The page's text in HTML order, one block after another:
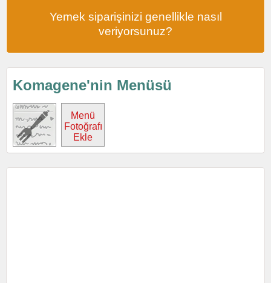
Yemek siparişinizi genellikle nasıl
veriyorsunuz?
Komagene'nin Menüsü
Menü
Fotoğrafı
Ekle